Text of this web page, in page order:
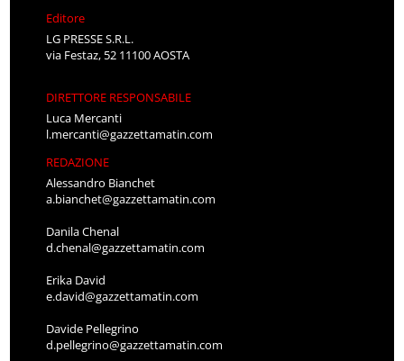
Editore
LG PRESSE S.R.L.
via Festaz, 52 11100 AOSTA
DIRETTORE RESPONSABILE
Luca Mercanti
l.mercanti@gazzettamatin.com
REDAZIONE
Alessandro Bianchet
a.bianchet@gazzettamatin.com
Danila Chenal
d.chenal@gazzettamatin.com
Erika David
e.david@gazzettamatin.com
Davide Pellegrino
d.pellegrino@gazzettamatin.com